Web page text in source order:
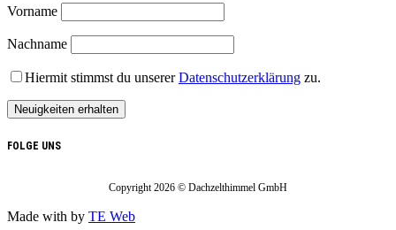
Vorname
Nachname
Hiermit stimmst du unsererDatenschutzerklärung zu.
FOLGE UNS
Copyright 2026 © Dachzelthimmel GmbH
Made with by TE Web